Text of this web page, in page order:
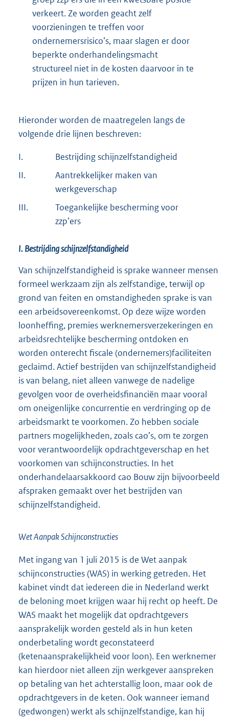
verkeert. Ze worden geacht zelf
voorzieningen te treffen voor
ondernemersrisico’s, maar slagen er door
beperkte onderhandelingsmacht
structureel niet in de kosten daarvoor in te
prijzen in hun tarieven.
Hieronder worden de maatregelen langs de
volgende drie lijnen beschreven:
I.
Bestrijding schijnzelfstandigheid
II.
Aantrekkelijker maken van
werkgeverschap
III.
Toegankelijke bescherming voor
zzp’ers
I. Bestrijding schijnzelfstandigheid
Van schijnzelfstandigheid is sprake wanneer mensen
formeel werkzaam zijn als zelfstandige, terwijl op
grond van feiten en omstandigheden sprake is van
een arbeidsovereenkomst. Op deze wijze worden
loonheffing, premies werknemersverzekeringen en
arbeidsrechtelijke bescherming ontdoken en
worden onterecht fiscale (ondernemers)faciliteiten
geclaimd. Actief bestrijden van schijnzelfstandigheid
is van belang, niet alleen vanwege de nadelige
gevolgen voor de overheidsfinanciën maar vooral
om oneigenlijke concurrentie en verdringing op de
arbeidsmarkt te voorkomen. Zo hebben sociale
partners mogelijkheden, zoals cao’s, om te zorgen
voor verantwoordelijk opdrachtgeverschap en het
voorkomen van schijnconstructies. In het
onderhandelaarsakkoord cao Bouw zijn bijvoorbeeld
afspraken gemaakt over het bestrijden van
schijnzelfstandigheid.
Wet Aanpak Schijnconstructies
Met ingang van 1 juli 2015 is de Wet aanpak
schijnconstructies (WAS) in werking getreden. Het
kabinet vindt dat iedereen die in Nederland werkt
de beloning moet krijgen waar hij recht op heeft. De
WAS maakt het mogelijk dat opdrachtgevers
aansprakelijk worden gesteld als in hun keten
onderbetaling wordt geconstateerd
(ketenaansprakelijkheid voor loon). Een werknemer
kan hierdoor niet alleen zijn werkgever aanspreken
op betaling van het achterstallig loon, maar ook de
opdrachtgevers in de keten. Ook wanneer iemand
(gedwongen) werkt als schijnzelfstandige, kan hij